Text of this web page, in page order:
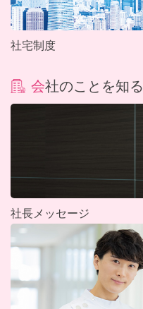
社宅制度
会社のことを知る
社長メッセージ